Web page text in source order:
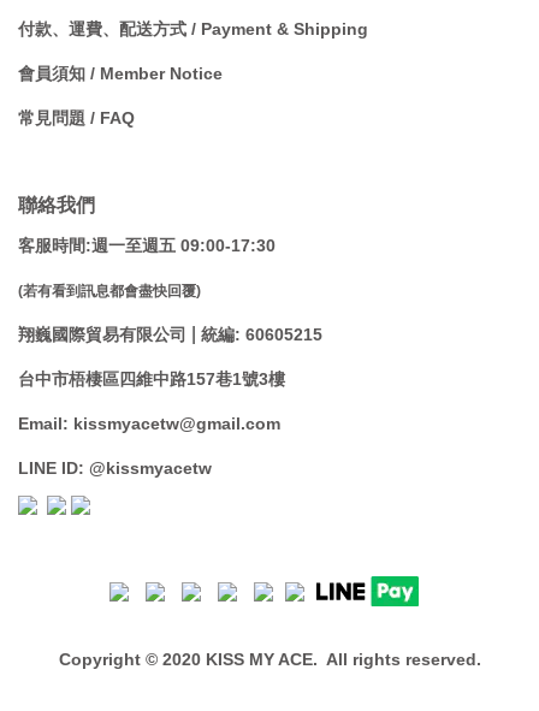
付款、運費、配送方式 / Payment & Shipping
會員須知 / Member Notice
常見問題 / FAQ
聯絡我們
客服時間:週一至週五 09:00-17:30
(若有看到訊息都會盡快回覆)
翔巍國際貿易有限公司 統編: 60605215
台中市梧棲區四維中路157巷1號3樓
Email: kissmyacetw@gmail.com
LINE ID: @kissmyacetw
Copyright © 2020 KISS MY ACE. All rights reserved.